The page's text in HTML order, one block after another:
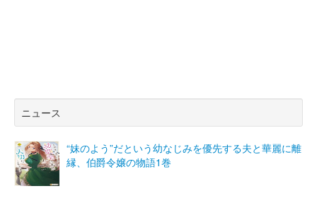
ニュース
“妹のよう”だという幼なじみを優先する夫と華麗に離
縁、伯爵令嬢の物語1巻